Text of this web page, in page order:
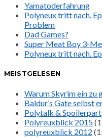
Yamatoderfahrung
Polyneux tritt nach.
Problem
Dad Games?
Super Meat Boy 3-
Polyneux tritt nach.
MEISTGELESEN
Warum Skyrim ein zu
Baldur’s Gate selbst
Polytalk &
Polyreuxblick 2015
polyreuxblick 2012